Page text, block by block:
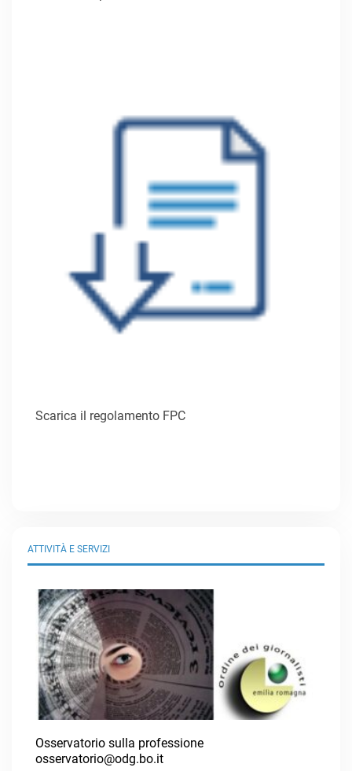
Scarica il regolamento FPC
ATTIVITÀ E SERVIZI
Osservatorio sulla professione
osservatorio@odg.bo.it